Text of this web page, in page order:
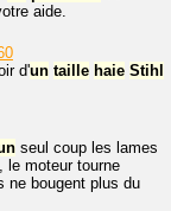
aide.
d'un taille haie Stihl
seul coup les lames
le moteur tourne
ne bougent plus du